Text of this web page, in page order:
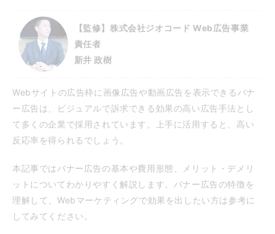
【監修】株式会社ジオコード Web広告事業
責任者
新井 政樹
Webサイトの広告枠に画像広告や動画広告を表示できるバナ
ー広告は、ビジュアルで訴求できる効果の高い広告手法とし
て多くの企業で採用されています。上手に活用すると、高い
反応率を得られるでしょう。
本記事ではバナー広告の基本や費用形態、メリット・デメリ
ットについてわかりやすく解説します。バナー広告の特徴を
理解して、Webマーケティングで効果を出したい方は参考に
してみてください。